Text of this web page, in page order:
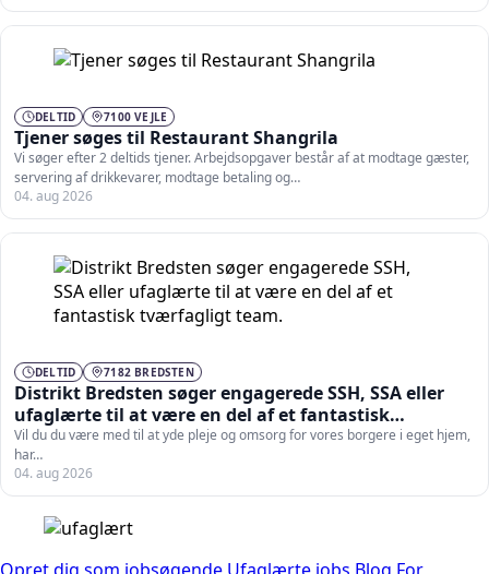
DELTID 7100 VEJLE
Tjener søges til Restaurant Shangrila
Vi søger efter 2 deltids tjener. Arbejdsopgaver består af at modtage gæster,
servering af drikkevarer, modtage betaling og…
04. aug 2026
DELTID 7182 BREDSTEN
Distrikt Bredsten søger engagerede SSH, SSA eller
ufaglærte til at være en del af et fantastisk
tværfagligt team.
Vil du du være med til at yde pleje og omsorg for vores borgere i eget hjem,
har…
04. aug 2026